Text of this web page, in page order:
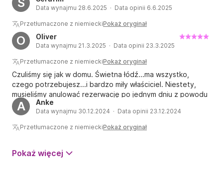
narzekali. Co więcej, wszystkie ręczniki wciąż były w pralce
i musieliśmy je sami wyjmować i suszyć. Zbiornik na wodę
był pusty, a co najważniejsze, Wi-Fi nie było włączone.
Ogólnie rzecz biorąc, nie polecam.
S Data wynajmu 28.6.2025 · Data opinii 6.6.2025
Przetłumaczone z niemieckiPokaż oryginał
O Oliver
Data wynajmu 21.3.2025 · Data opinii 23.3.2025
Przetłumaczone z niemieckiPokaż oryginał
Czuliśmy się jak w domu. Świetna łódź...ma wszystko,
czego potrzebujesz...i bardzo miły właściciel. Niestety,
musieliśmy anulować rezerwację po jednym dniu z powodu
nagłego wypadku rodzinnego, ale na pewno wynajmiemy
pokój ponownie następnym razem. Szczyt!
A Anke
Data wynajmu 30.12.2024 · Data opinii 23.12.2024
Przetłumaczone z niemieckiPokaż oryginał
Pokaż więcej